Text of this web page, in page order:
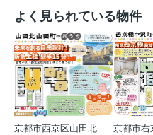
よく見られている物件